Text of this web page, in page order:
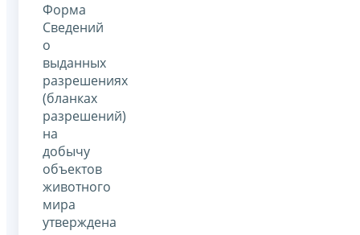
Форма
Сведений
о
выданных
разрешениях
(бланках
разрешений)
на
добычу
объектов
животного
мира
утверждена